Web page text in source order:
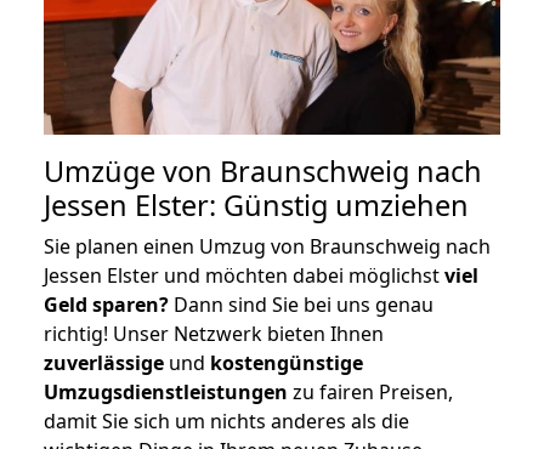
Umzüge von Braunschweig nach
Jessen Elster: Günstig umziehen
Sie planen einen Umzug von Braunschweig nach
Jessen Elster und möchten dabei möglichstviel
Geld sparen? Dann sind Sie bei uns genau
richtig! Unser Netzwerk bieten Ihnen
zuverlässige und kostengünstige
Umzugsdienstleistungen zu fairen Preisen,
damit Sie sich um nichts anderes als die